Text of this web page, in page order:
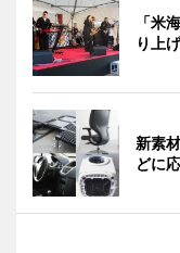
「米
り上
新素
どに